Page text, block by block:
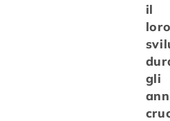
il
loro
gli